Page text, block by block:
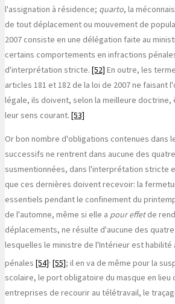
l'assignation à résidence; quarto, la
de tout déplacement ou mouvement de
2007 consiste en une délégation faite au
certains comportements en infractions
d'interprétation stricte. [52] En outre, les
articles 181 et 182 de la loi de 2007 ne faisant
légale, ils doivent, selon la meilleure
leur sens courant. [53]
Or bon nombre d'obligations contenues dans
successifs ne rentrent dans aucune des
susmentionnées, dans l'interprétation stricte
que ces dernières doivent recevoir: la
essentiels pendant le confinement du
de l'automne, même si elle a pour effetde
déplacements, ne résulte d'aucune des
lesquelles le ministre de l'Intérieur est habilité
pénales [54] [55]; il en va de même pour la
scolaire, le port obligatoire du masque en lieu
entreprises de recourir au télétravail, le